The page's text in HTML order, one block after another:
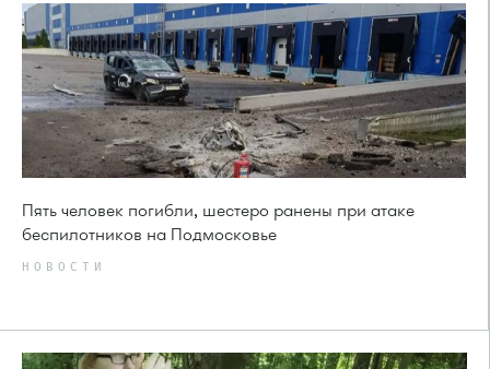
Пять человек погибли, шестеро ранены при атаке
беспилотников на Подмосковье
НОВОСТИ